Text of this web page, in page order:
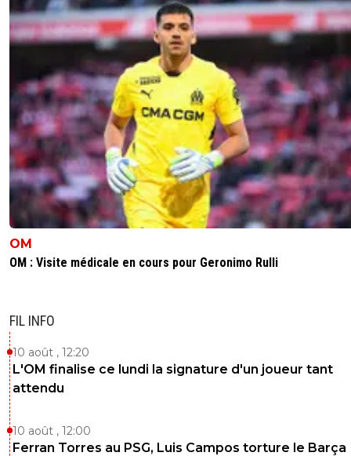
OM
OM : Visite médicale en cours pour Geronimo Rulli
FIL INFO
10 août , 12:20
L'OM finalise ce lundi la signature d'un joueur tant
attendu
10 août , 12:00
Ferran Torres au PSG, Luis Campos torture le Barça